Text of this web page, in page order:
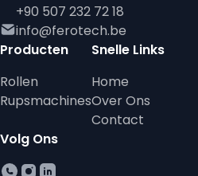
+90 507 232 72 18
info@ferotech.be
Producten
Rollen
Rupsmachines
Snelle Links
Home
Over Ons
Contact
Volg Ons